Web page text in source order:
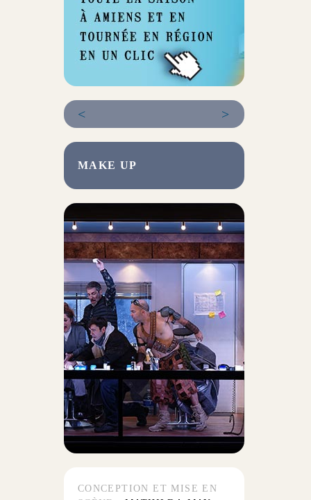
< >
MAKE UP
CONCEPTION ET MISE EN